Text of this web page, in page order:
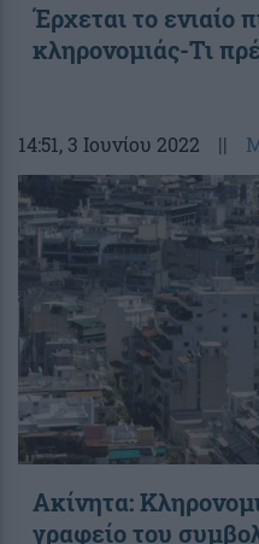
Έρχεται το ενιαίο
κληρονομιάς-Τι
14:51, 3 Ιουνίου 2022 ||
Ακίνητα:
γραφείο του